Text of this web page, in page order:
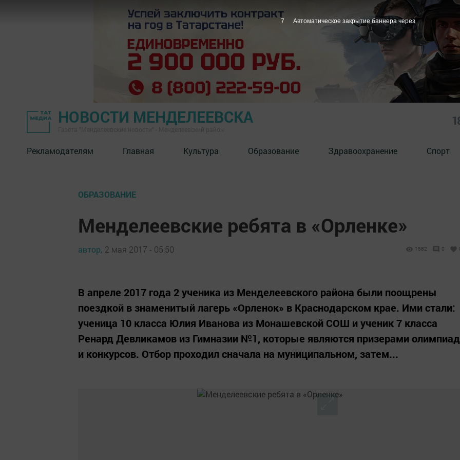
НОВОСТИ МЕНДЕЛЕЕВСКА
Рекламодателям Главная Культура Образование Здравоохранение Спорт
ОБРАЗОВАНИЕ
Менделеевские ребята в «Орленке»
автор, 2 мая 2017 - 05:50 1582 0
В апреле 2017 года 2 ученика из Менделеевского района были поощрены
поездкой в знаменитый лагерь «Орленок» в Краснодарском крае. Ими стали:
ученица 10 класса Юлия Иванова из Монашевской СОШ и ученик 7 класса
Ренард Девликамов из Гимназии №1, которые являются призерами олимпиад
и конкурсов. Отбор проходил сначала на муниципальном, затем...
6 Автоматическое закрытие баннера через